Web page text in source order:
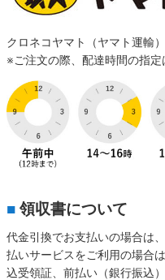
クロネコヤマト（ヤマト運輸
※ご注文の際、配達時間の指定
■ 領収書について
代金引換でお支払いの場合は
払いサービスをご利用の場合
込受領証、前払い（銀行振込